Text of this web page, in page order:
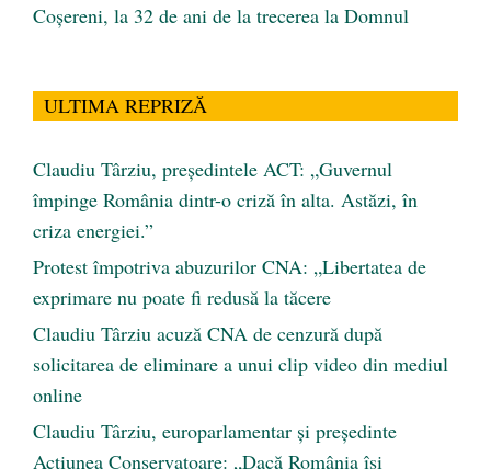
Coșereni, la 32 de ani de la trecerea la Domnul
ULTIMA REPRIZĂ
Claudiu Târziu, președintele ACT: „Guvernul
împinge România dintr-o criză în alta. Astăzi, în
criza energiei.”
Protest împotriva abuzurilor CNA: „Libertatea de
exprimare nu poate fi redusă la tăcere
Claudiu Târziu acuză CNA de cenzură după
solicitarea de eliminare a unui clip video din mediul
online
Claudiu Târziu, europarlamentar și președinte
Acțiunea Conservatoare: „Dacă România își